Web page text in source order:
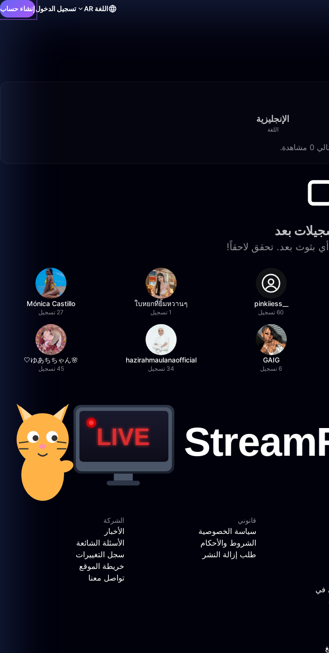
اللغة AR تسجيل الدخولإنشاء حساب
الإنجليزية
اللغة
بعد
بثوث بعد. تحقق لاحقاً!
60 تسجيل
ใบหยกที่ยิ้มหวานๆ
1 تسجيل
Mónica Castillo
27 تسجيل
GAIG
6 تسجيل
hazirahmaulanaofficial
34 تسجيل
🌸ゆあちちゃん🤍
45 تسجيل
في
قانوني
سياسة الخصوصية
الشروط والأحكام
طلب إزالة النشر
الشركة
الأخبار
الأسئلة الشائعة
سجل التغييرات
خريطة الموقع
تواصل معنا